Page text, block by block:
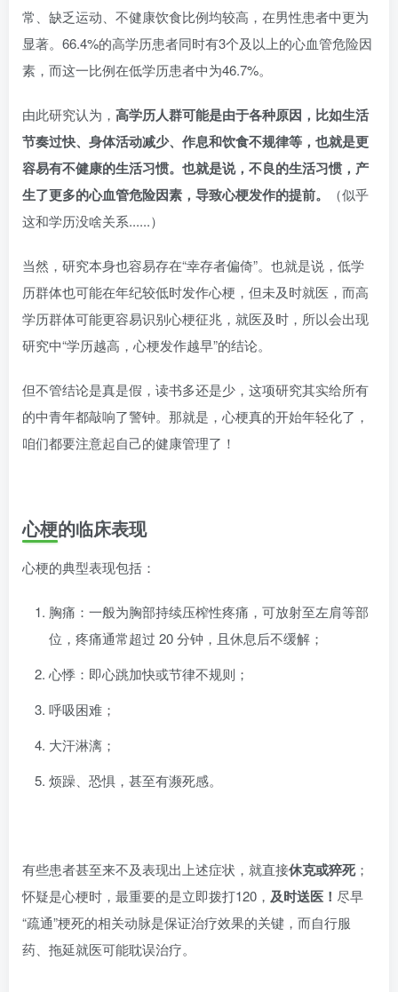
常、缺乏运动、不健康饮食比例均较高，在男性患者中更为
显著。66.4%的高学历患者同时有3个及以上的心血管危险因
素，而这一比例在低学历患者中为46.7%。
由此研究认为， 高学历人群可能是由于各种原因，比如生活
节奏过快、身体活动减少、作息和饮食不规律等，也就是更
容易有不健康的生活习惯。也就是说，不良的生活习惯，产
生了更多的心血管危险因素，导致心梗发作的提前。
（似乎
这和学历没啥关系......）
当然，研究本身也容易存在“幸存者偏倚”。也就是说，低学
历群体也可能在年纪较低时发作心梗，但未及时就医，而高
学历群体可能更容易识别心梗征兆，就医及时，所以会出现
研究中“学历越高，心梗发作越早”的结论。
但不管结论是真是假，读书多还是少，这项研究其实给所有
的中青年都敲响了警钟。那就是，心梗真的开始年轻化了，
咱们都要注意起自己的健康管理了！
心梗的临床表现
心梗的典型表现包括：
胸痛：一般为胸部持续压榨性疼痛，可放射至左肩等部
位，疼痛通常超过 20 分钟，且休息后不缓解；
心悸：即心跳加快或节律不规则；
呼吸困难；
大汗淋漓；
烦躁、恐惧，甚至有濒死感。
有些患者甚至来不及表现出上述症状，就直接休克或猝死；
怀疑是心梗时，最重要的是立即拨打120， 及时送医！ 尽早
“疏通”梗死的相关动脉是保证治疗效果的关键，而自行服
药、拖延就医可能耽误治疗。